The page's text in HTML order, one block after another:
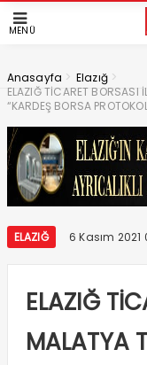
MENÜ
Anasayfa > Elazığ >
ELAZIĞ TİCARET BORSASI
“KARDEŞ BORSA
ELAZIĞ 6 Kasım 2021
ELAZIĞ
MALATYA